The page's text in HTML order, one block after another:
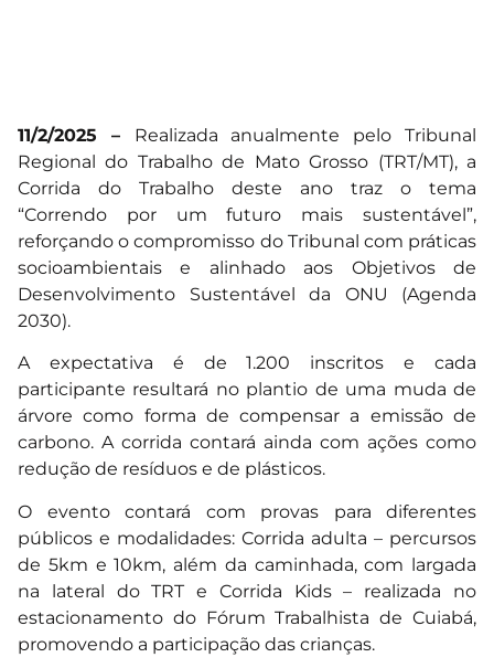
11/2/2025 – Realizada anualmente pelo Tribunal
Regional do Trabalho de Mato Grosso (TRT/MT), a
Corrida do Trabalho deste ano traz o tema
“Correndo por um futuro mais sustentável”,
reforçando o compromisso do Tribunal com práticas
socioambientais e alinhado aos Objetivos de
Desenvolvimento Sustentável da ONU (Agenda
2030).
A expectativa é de 1.200 inscritos e cada
participante resultará no plantio de uma muda de
árvore como forma de compensar a emissão de
carbono. A corrida contará ainda com ações como
redução de resíduos e de plásticos.
O evento contará com provas para diferentes
públicos e modalidades: Corrida adulta – percursos
de 5km e 10km, além da caminhada, com largada
na lateral do TRT e Corrida Kids – realizada no
estacionamento do Fórum Trabalhista de Cuiabá,
promovendo a participação das crianças.